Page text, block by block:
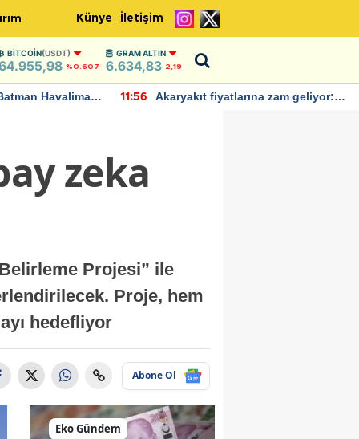
Künye İletişim
BITCOIN(USDT)
%0.607
GRAM ALTIN
6.634,83 2,19
Havalimanı
11:56
Akaryakıt fiyatlarına zam geliyor:
zeka
Projesi” ile
Proje, hem
hedefliyor
Abone Ol
Eko Gündem